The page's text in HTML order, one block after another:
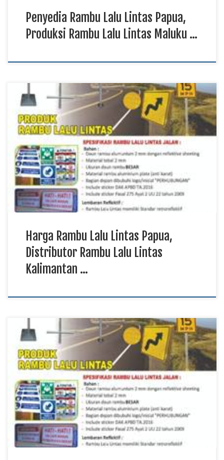
Penyedia Rambu Lalu Lintas Papua,
Produksi Rambu Lalu Lintas Maluku …
Harga Rambu Lalu Lintas Papua, Distributor Rambu Lalu
Lintas Kalimantan TKDN E Katalog, Pabrik Rambu Lalu Lintas
Sulawesi Rambu lalu lintas merupakan perlengkapan penting
yang membantu menciptakan keamanan, ketertiban, dan
kelancaran arus kendaraan melalui informasi, petunjuk,
larangan, maupun peringatan. Produk rambu lalu lintas
diproduksi menggunakan material berkualitas dengan lapisan
reflektif […]
Harga Rambu Lalu Lintas Papua,
Distributor Rambu Lalu Lintas
Kalimantan …
Pusat Rambu Lalu Lintas Papua, Distributor Rambu Lalu Lintas
Kalimantan, Solusi Rambu Lalu Lintas Sulawesi TKDN E
Katalog Rambu lalu lintas berfungsi sebagai media informasi,
petunjuk, larangan, dan peringatan yang membantu
menciptakan keamanan bagi seluruh pengguna jalan. Produk
rambu lalu lintas diproduksi menggunakan material berkualitas
dengan lapisan reflektif berstandar tinggi […]